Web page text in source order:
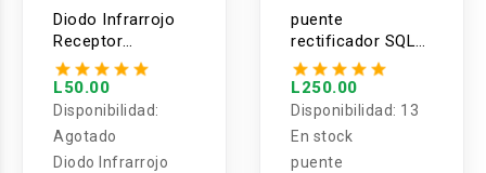
Diodo Infrarrojo
Receptor
0038/VS18388 (5
unidades)
L50.00
Disponibilidad:
Agotado
Diodo Infrarrojo
puente
rectificador SQL
60/80/100A
L250.00
Disponibilidad: 13
En stock
puente